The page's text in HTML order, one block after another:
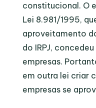
constitucional. O
Lei 8.981/1995,
aproveitamento
do IRPJ,
empresas.
em outra lei criar
empresas se